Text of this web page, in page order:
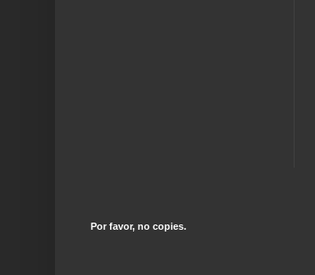
Por favor, no copies.